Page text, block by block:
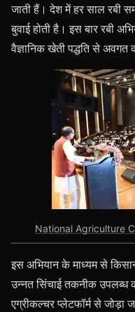
जाती हैं। देश में हर साल रबी
बुवाई होती है। इस बार रबी
वैज्ञानिक खेती पद्धति से अवगत
National Agriculture
इस अभियान के माध्यम से
उन्नत सिंचाई तकनीक उपलब्ध
एग्रीकल्चर प्लेटफॉर्म से जोड़ा